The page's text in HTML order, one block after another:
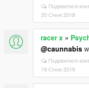
Подивитися
20 Січня 2018
racer x »
@caunnabis
Подивитися
19 Січня 2018